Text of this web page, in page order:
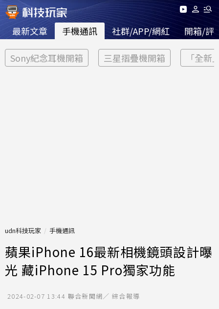
最新文章 手機通訊 社群/APP/網紅 開箱/評
Sony紀念耳機開箱 三星摺疊機開箱 「全新
udn科技玩家 手機通訊
蘋果iPhone 16最新相機鏡頭設計曝
光 藏iPhone 15 Pro獨家功能
2024-02-07 13:44 聯合新聞網／ 綜合報導